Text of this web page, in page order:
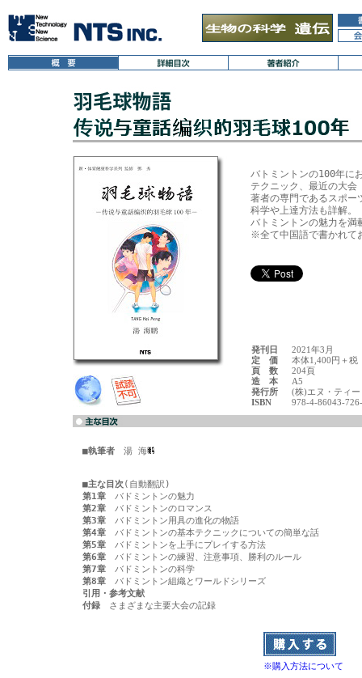
バトミントンの100年に
テクニック、最近の大
著者の専門であるスポー
科学や上達方法も詳解。
バトミントンの魅力を満
※全て中国語で書かれて
発刊日
2021年3月
定 価
本体1,400円＋税
頁 数
204頁
造 本
A5
発行所
(株)エヌ・ティ
ISBN
978-4-86043-
■執筆者 湯 海
■主な目次
第1章
第2章
第3章
第4章
第5章
第6章
第7章
第8章
引用・参考文献
付録 さまざまな主要大会の記録
※購入方法について